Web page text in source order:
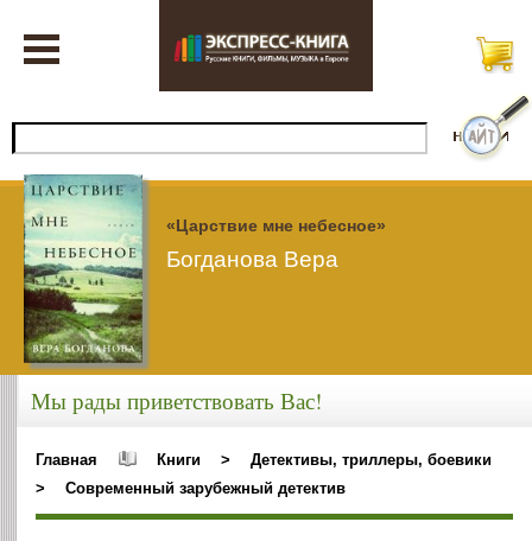
«Царствие мне небесное»
Богданова Вера
Мы рады приветствовать Вас!
Главная Книги >
Детективы, триллеры, боевики
>
Современный зарубежный детектив